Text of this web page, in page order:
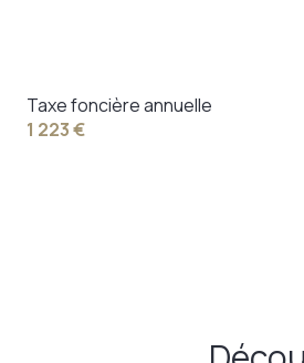
Taxe foncière annuelle
1 223 €